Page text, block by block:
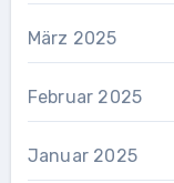
März 2025
Februar 2025
Januar 2025